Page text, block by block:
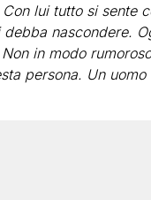
lui tutto si sente
debba nascondere.
in modo
persona. Un